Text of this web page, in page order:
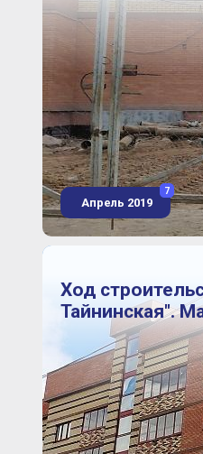
Апрель 2019
7
Ход
Тайнинская".